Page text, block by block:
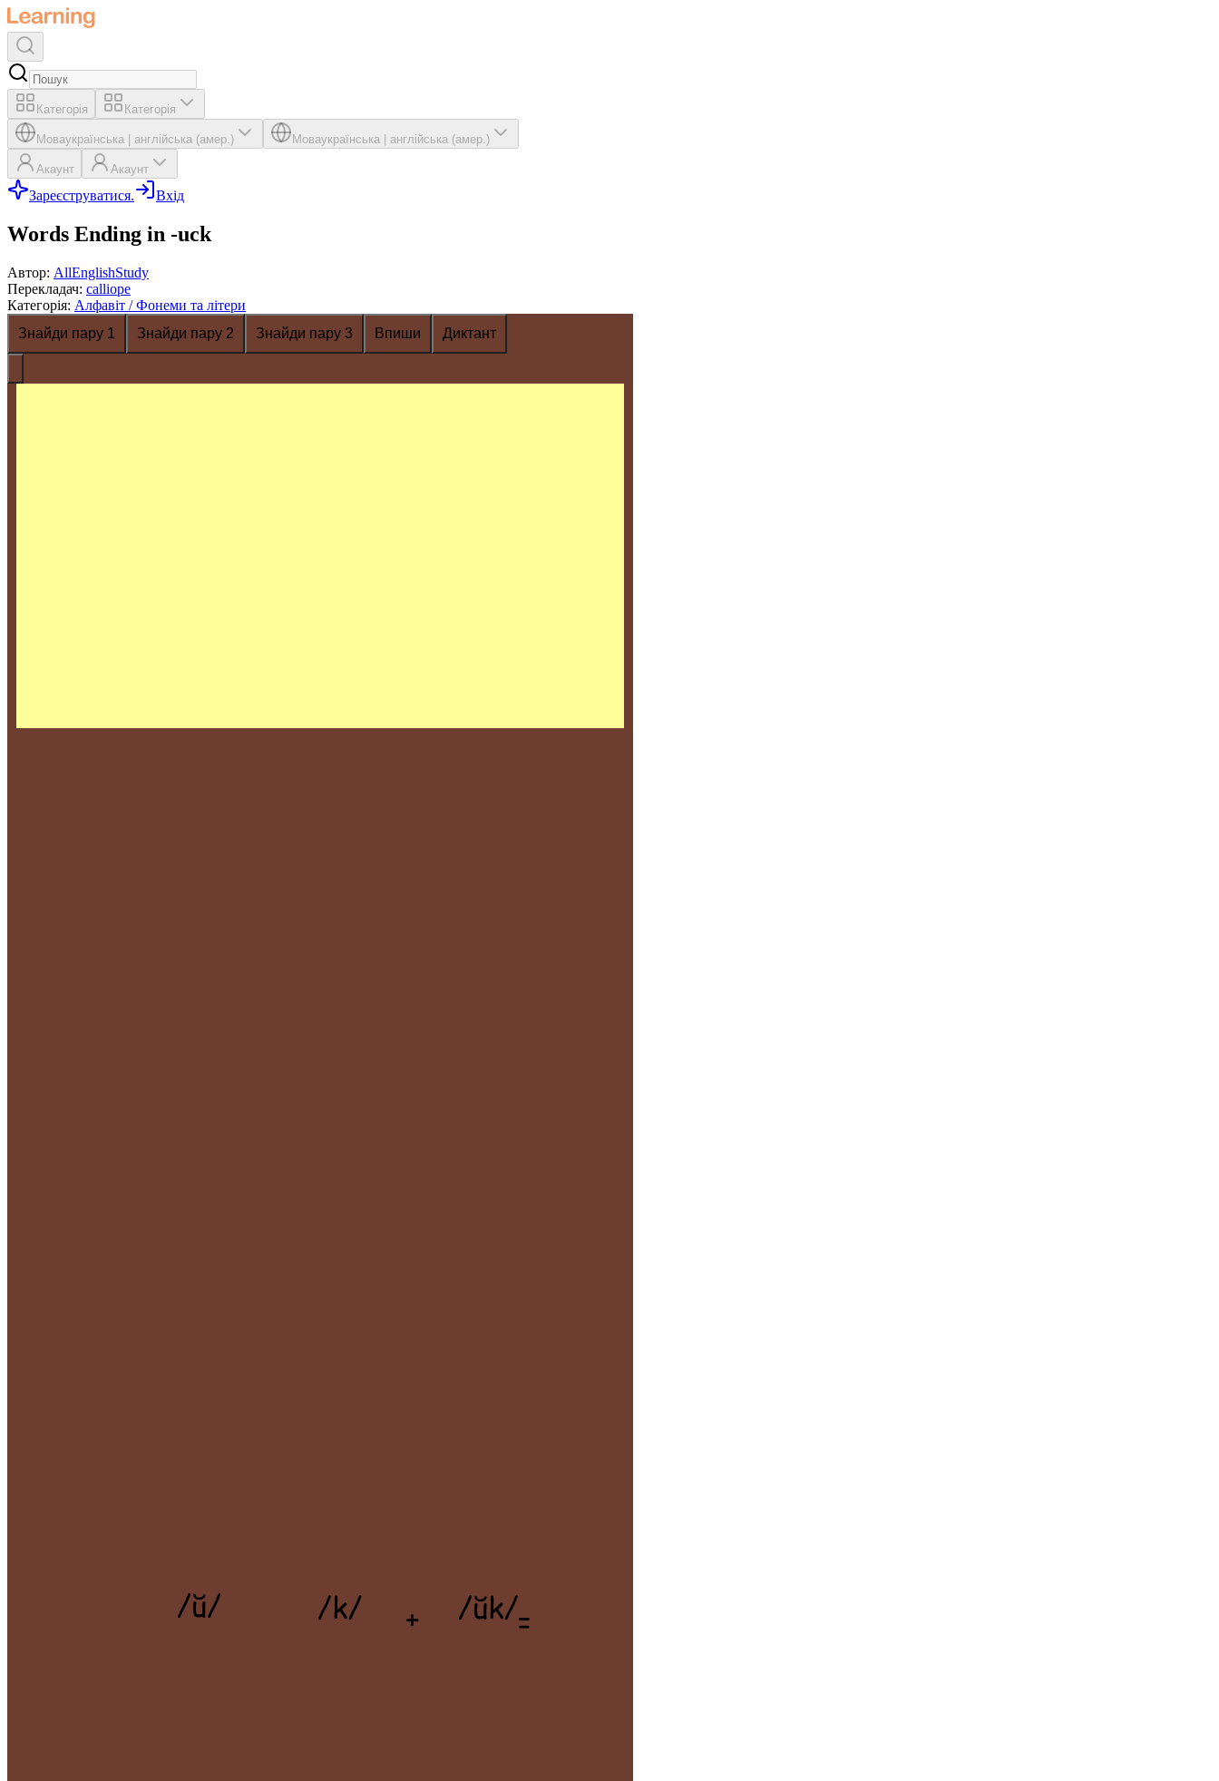
Категорія Категорія
Моваукраїнська англійська (амер.) Моваукраїнська англійська (амер.)
Акаунт Акаунт
Зареєструватися. Вхід
Words Ending in -uck
Автор: AllEnglishStudy
Перекладач: calliope
Категорія: Алфавіт / Фонеми та літери
Знайди пару 1
Знайди пару 2 Знайди пару 3 Впиши Диктант